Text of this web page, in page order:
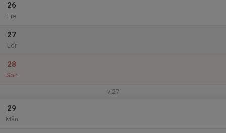
26
Fre
27
Lör
28
Sön
v.27
29
Mån